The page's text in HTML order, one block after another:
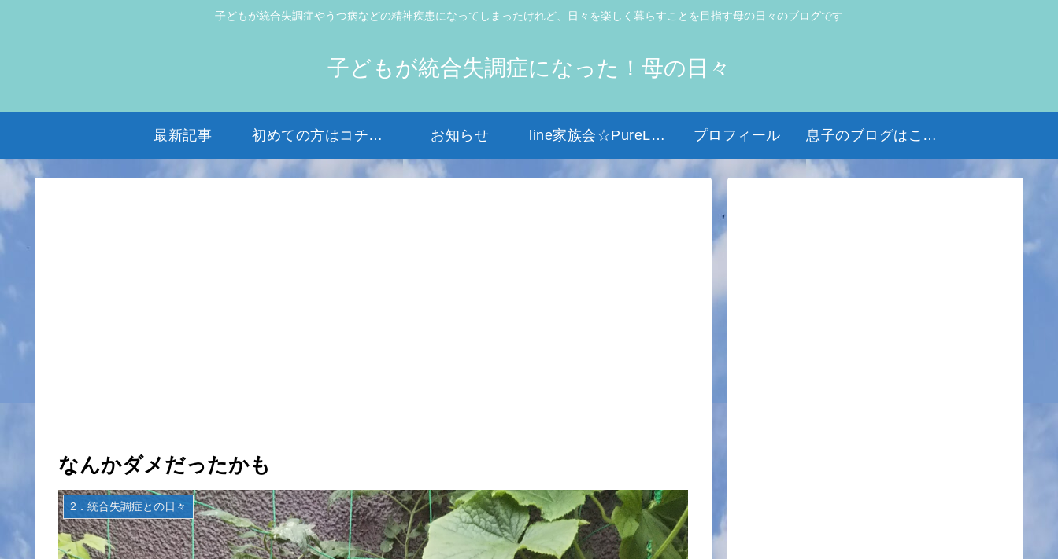
子どもが統合失調症やうつ病などの精神疾患になってしまったけれど、日々を楽しく暮らすことを目指す母の日々のブログです
子どもが統合失調症になった！母の日々
最新記事 初めての方はコチラから お知らせ line家族会☆PureLight☆ プロフィール 息子のブログはこちら
なんかダメだったかも
2．統合失調症との日々